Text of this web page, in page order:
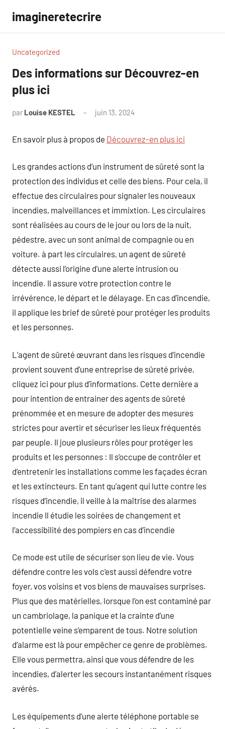
contenu
imagineretecrire
Uncategorized
Des informations sur Découvrez-en
plus ici
par Louise KESTEL juin 13, 2024
En savoir plus à propos de Découvrez-en plus ici
Les grandes actions d’un instrument de sûreté sont la
protection des individus et celle des biens. Pour cela, il
effectue des circulaires pour signaler les nouveaux
incendies, malveillances et immixtion. Les circulaires
sont réalisées au cours de le jour ou lors de la nuit,
pédestre, avec un sont animal de compagnie ou en
voiture. à part les circulaires, un agent de sûreté
détecte aussi l’origine d’une alerte intrusion ou
incendie. Il assure votre protection contre le
irrévérence, le départ et le délayage. En cas d’incendie,
il applique les brief de sûreté pour protéger les produits
et les personnes.
L’agent de sûreté œuvrant dans les risques d’incendie
provient souvent d’une entreprise de sûreté privée,
cliquez ici pour plus d’informations. Cette dernière a
pour intention de entrainer des agents de sûreté
prénommée et en mesure de adopter des mesures
strictes pour avertir et sécuriser les lieux fréquentés
par peuple. Il joue plusieurs rôles pour protéger les
produits et les personnes : Il s’occupe de contrôler et
d’entretenir les installations comme les façades écran
et les extincteurs. En tant qu’agent qui lutte contre les
risques d’incendie, il veille à la maîtrise des alarmes
incendie Il étudie les soirées de changement et
l’accessibilité des pompiers en cas d’incendie
Ce mode est utile de sécuriser son lieu de vie. Vous
défendre contre les vols c’est aussi défendre votre
foyer, vos voisins et vos biens de mauvaises surprises.
Plus que des matérielles, lorsque l’on est contaminé par
un cambriolage, la panique et la crainte d’une
potentielle veine s’emparent de tous. Notre solution
d’alarme est là pour empêcher ce genre de problèmes.
Elle vous permettra, ainsi que vous défendre de les
incendies, d’alerter les secours instantanément risques
avérés.
Les équipements d’une alerte téléphone portable se